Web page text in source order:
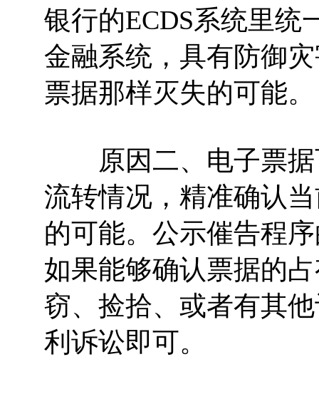
银行的ECDS系统里统
金融系统，具有防御
票据那样灭失的可能。
原因二、电子票据
流转情况，精准确认
的可能。公示催告程
如果能够确认票据的
窃、捡拾、或者有其
利诉讼即可。